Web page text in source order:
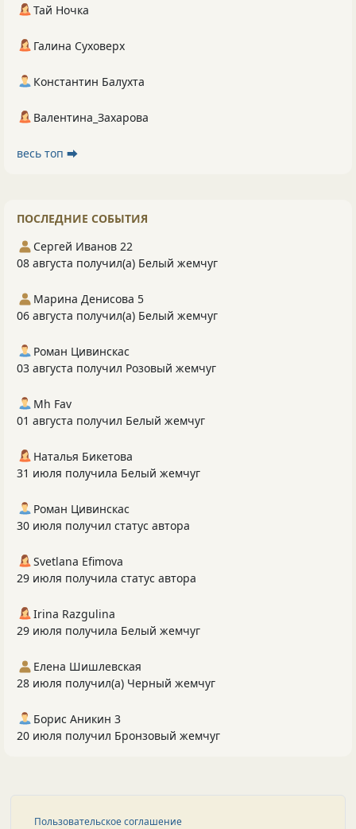
Тай Ночка
Галина Суховерх
Константин Балухта
Валентина_Захарова
весь топ ⮕
ПОСЛЕДНИЕ СОБЫТИЯ
Сергей Иванов 22
08 августа получил(а) Белый жемчуг
Марина Денисова 5
06 августа получил(а) Белый жемчуг
Роман Цивинскас
03 августа получил Розовый жемчуг
Mh Fav
01 августа получил Белый жемчуг
Наталья Бикетова
31 июля получила Белый жемчуг
Роман Цивинскас
30 июля получил статус автора
Svetlana Efimova
29 июля получила статус автора
Irina Razgulina
29 июля получила Белый жемчуг
Елена Шишлевская
28 июля получил(а) Черный жемчуг
Борис Аникин 3
20 июля получил Бронзовый жемчуг
Пользовательское соглашение